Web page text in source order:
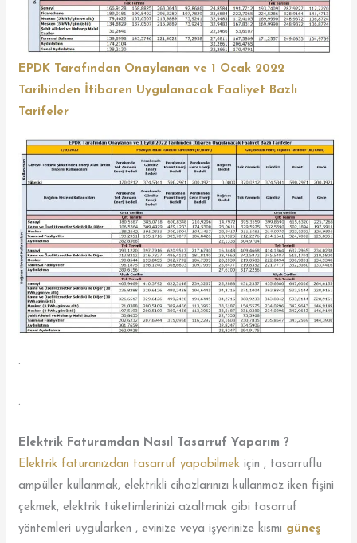
EPDK Tarafından Onaylanan ve 1 Ocak 2022
Tarihinden İtibaren Uygulanacak Faaliyet Bazlı
Tarifeler
.
.
Elektrik Faturamdan Nasıl Tasarruf Yaparım ?
Elektrik faturanızdan tasarruf yapabilmek için , tasarruflu
ampüller kullanmak, elektrikli cihazlarınızı kullanmaz iken fişini
çekmek, elektrik tüketimlerinizi azaltmak gibi tasarruf
yöntemleri uygularken , evinize veya işyerinize kısmı güneş